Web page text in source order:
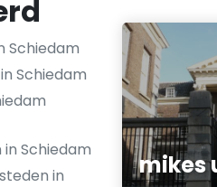
Schiedam
Schiedam
Schiedam
in
mikes